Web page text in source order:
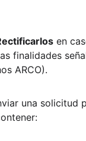
en
finalidades
ARCO).
una solicitud